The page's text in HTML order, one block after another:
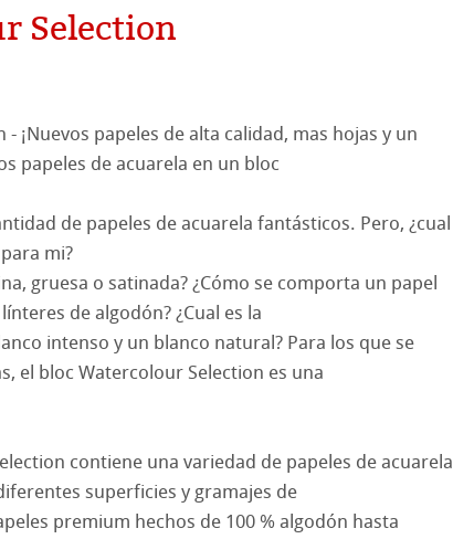
Program
FineArt
Hahnemuehle
Pastel
Selection
¡Nuevos papeles de alta calidad, mas hojas y un
papeles de acuarela en un bloc
de papeles de acuarela fantásticos. Pero, ¿cual
mi?
gruesa o satinada? ¿Cómo se comporta un papel
de algodón? ¿Cual es la
intenso y un blanco natural? Para los que se
el bloc Watercolour Selection es una
contiene una variedad de papeles de acuarela
superficies y gramajes de
premium hechos de 100 % algodón hasta